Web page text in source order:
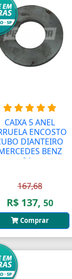
CAIXA 5 ANEL
ENCOSTO
DIANTEIRO
BENZ
04...
167,68
R$ 137, 50
Comprar